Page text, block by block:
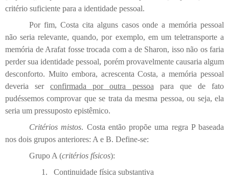
critério suficiente para a identidade pessoal.
Por fim, Costa cita alguns casos onde a memória pessoal
não seria relevante, quando, por exemplo, em um teletransporte a
memória de Arafat fosse trocada com a de Sharon, isso não os faria
perder sua identidade pessoal, porém provavelmente causaria algum
desconforto. Muito embora, acrescenta Costa, a memória pessoal
deveria serconfirmada por outra pessoa para que de fato
pudéssemos comprovar que se trata da mesma pessoa, ou seja, ela
seria um pressuposto epistêmico.
Critérios mistos. Costa então propõe uma regra P baseada
nos dois grupos anteriores: A e B. Define-se:
Grupo A (critérios físicos):
1.
Continuidade física substantiva